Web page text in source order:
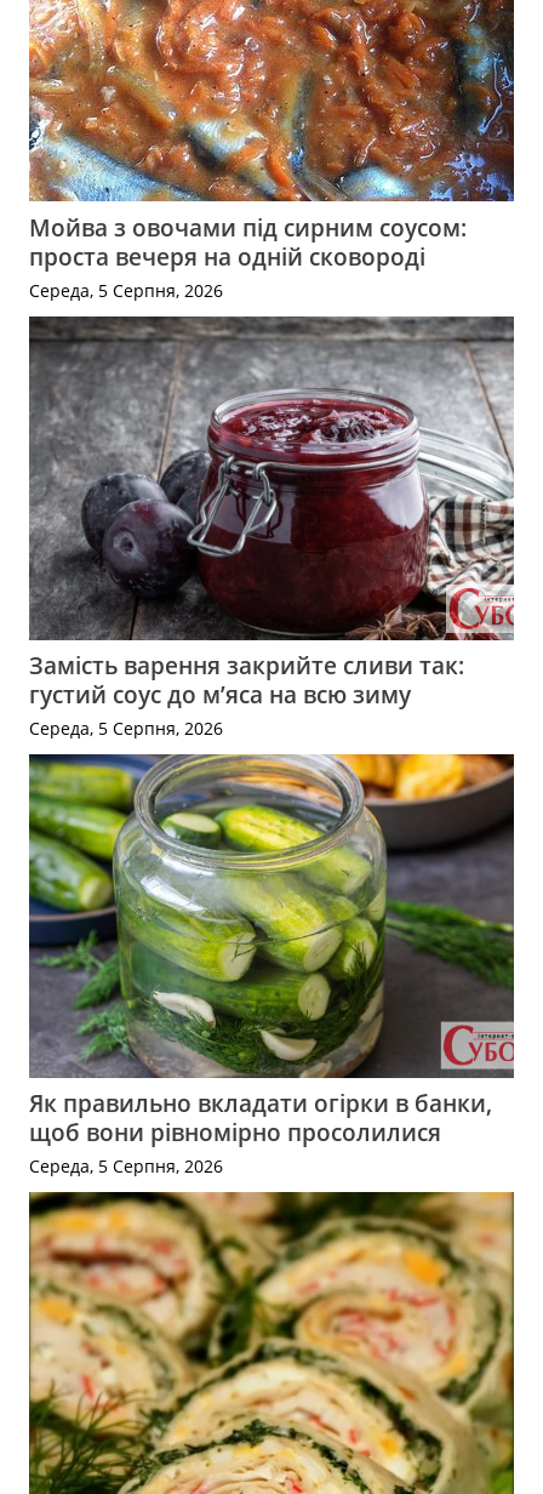
Мойва з овочами під сирним соусом:
проста вечеря на одній сковороді
Середа, 5 Серпня, 2026
Замість варення закрийте сливи так:
густий соус до м’яса на всю зиму
Середа, 5 Серпня, 2026
Як правильно вкладати огірки в банки,
щоб вони рівномірно просолилися
Середа, 5 Серпня, 2026